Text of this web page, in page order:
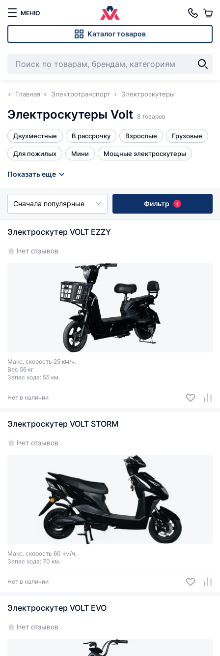
МЕНЮ
Каталог товаров
Главная Электротранспорт Электроскутеры
Электроскутеры Volt 8 товаров
Двухместные В рассрочку Взрослые Грузовые
Для пожилых Мини Мощные электроскутеры
Права не нужны
Показать еще
Сначала популярные Фильтр 1
Электроскутер VOLT EZZY
Нет отзывов
Макс. скорость 25 км/ч.
Вес 56 кг
Запас хода: 55 км.
Нет в наличии
Электроскутер VOLT STORM
Нет отзывов
Макс. скорость 60 км/ч.
Запас хода: 70 км.
Нет в наличии
Электроскутер VOLT EVO
Нет отзывов